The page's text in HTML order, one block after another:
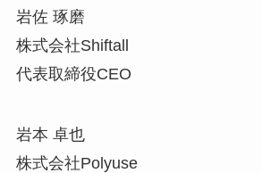
岩佐 琢磨
株式会社Shiftall
代表取締役CEO
岩本 卓也
株式会社Polyuse